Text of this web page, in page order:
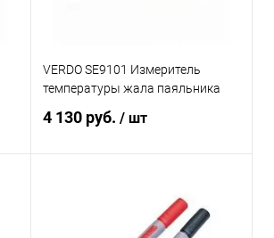
VERDO SE9101 Измеритель
температуры жала паяльника
4 130 руб./ шт